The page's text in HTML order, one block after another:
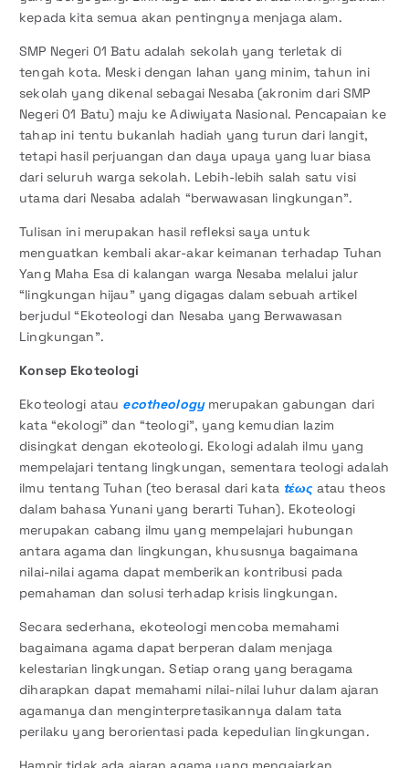
kepada kita semua akan pentingnya menjaga alam.
SMP Negeri 01 Batu adalah sekolah yang terletak di
tengah kota. Meski dengan lahan yang minim, tahun ini
sekolah yang dikenal sebagai Nesaba (akronim dari SMP
Negeri 01 Batu) maju ke Adiwiyata Nasional. Pencapaian ke
tahap ini tentu bukanlah hadiah yang turun dari langit,
tetapi hasil perjuangan dan daya upaya yang luar biasa
dari seluruh warga sekolah. Lebih-lebih salah satu visi
utama dari Nesaba adalah “berwawasan lingkungan”.
Tulisan ini merupakan hasil refleksi saya untuk
menguatkan kembali akar-akar keimanan terhadap Tuhan
Yang Maha Esa di kalangan warga Nesaba melalui jalur
“lingkungan hijau” yang digagas dalam sebuah artikel
berjudul “Ekoteologi dan Nesaba yang Berwawasan
Lingkungan”.
Konsep Ekoteologi
Ekoteologi atau ecotheologymerupakan gabungan dari
kata “ekologi” dan “teologi”, yang kemudian lazim
disingkat dengan ekoteologi. Ekologi adalah ilmu yang
mempelajari tentang lingkungan, sementara teologi adalah
ilmu tentang Tuhan (teo berasal dari kata tέως atau theos
dalam bahasa Yunani yang berarti Tuhan). Ekoteologi
merupakan cabang ilmu yang mempelajari hubungan
antara agama dan lingkungan, khususnya bagaimana
nilai-nilai agama dapat memberikan kontribusi pada
pemahaman dan solusi terhadap krisis lingkungan.
Secara sederhana, ekoteologi mencoba memahami
bagaimana agama dapat berperan dalam menjaga
kelestarian lingkungan. Setiap orang yang beragama
diharapkan dapat memahami nilai-nilai luhur dalam ajaran
agamanya dan menginterpretasikannya dalam tata
perilaku yang berorientasi pada kepedulian lingkungan.